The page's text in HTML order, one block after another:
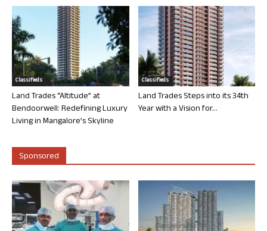
Classifieds
Land Trades “Altitude” at
Bendoorwell: Redefining Luxury
Living in Mangalore’s Skyline
Classifieds
Land Trades Steps into its 34th
Year with a Vision for...
Sponsored